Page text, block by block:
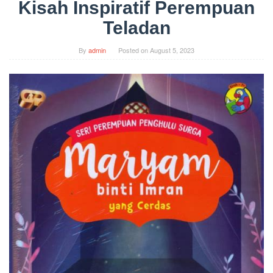
Kisah Inspiratif Perempuan
Teladan
By admin Posted onAugust 5, 2023